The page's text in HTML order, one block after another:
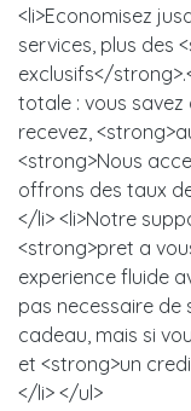
<li>Economisez
services, plus des
exclusifs</
totale : vous
recevez,
<strong>Nous
offrons des taux
</li> <li>Notre
<strong>pret a
experience fluide
pas necessaire de
cadeau, mais si
et <strong>un
</li> </ul>